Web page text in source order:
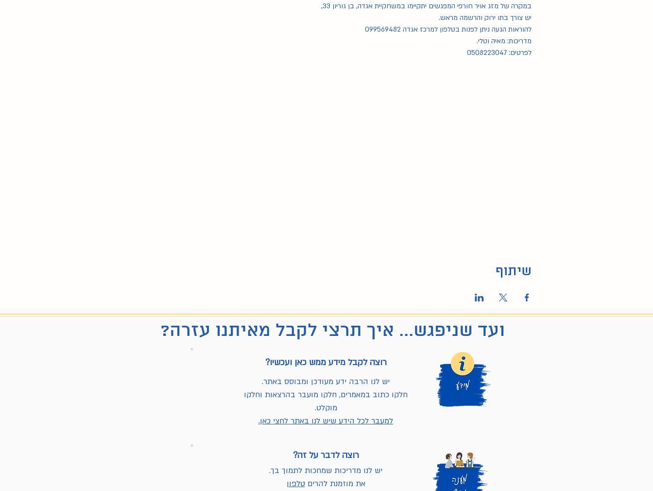
במקרה של מזג אויר חורפי המפגשים יתקיימו במשחקיית אגדה, בן גוריון 33,
יש צורך בתו ירוק והרשמה מראש.
להוראות הגעה ניתן לפנות בטלפון למרכז אגדה 099569482
מדריכות: מאיה וטלי.
לפרטים: 0508223047
שיתוף
ועד שניפגש... איך תרצי לקבל מאיתנו עזרה?
רוצה לקבל מידע ממש כאן ועכשיו?
יש לנו הרבה ידע מעודכן ומבוסס באתר.
חלקו כתוב במאמרים, חלקו מועבר בהרצאות וחלקו
מוקלט.
למעבר לכל הידע שיש לנו באתר לחצי כאן.
רוצה לדבר על זה?
יש לנו מדריכות שמחכות לתמוך בך.
את מוזמנת להריםטלפון